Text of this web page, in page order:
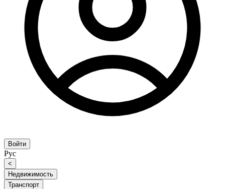
Войти
Рус
<
Недвижимость
Транспорт